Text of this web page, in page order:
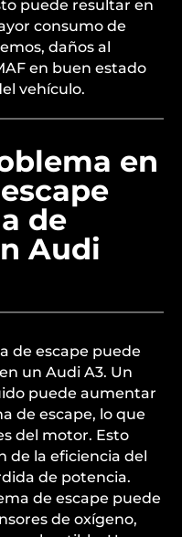
de gestión del
combustible
Si el
puede enviar
una mezcla de aire
puede resultar en
daños al
en buen estado
vehículo.
en
Audi
de escape puede
un Audi A3. Un
puede aumentar
de escape, lo que